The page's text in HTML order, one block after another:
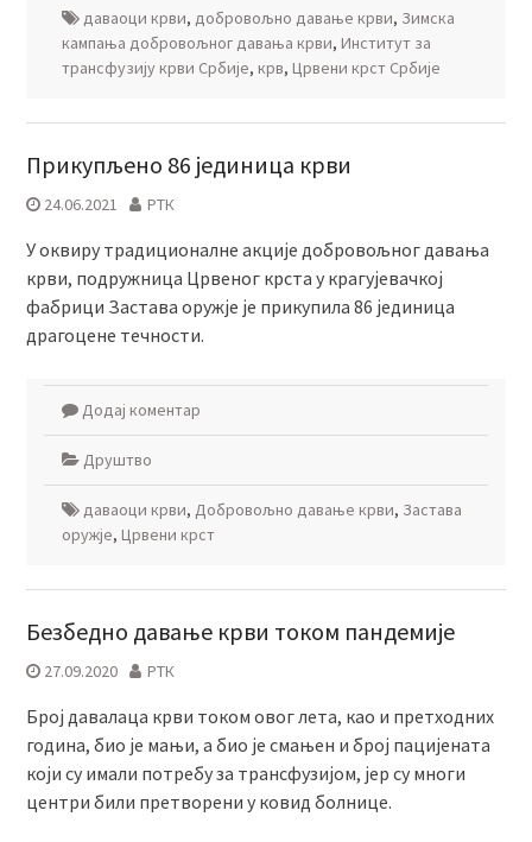
даваоци крви, добровољно давање крви, Зимска
кампања добровољног давања крви, Институт за
трансфузију крви Србије, крв, Црвени крст Србије
Прикупљено 86 јединица крви
24.06.2021 РТК
У оквиру традиционалне акције добровољног давања
крви, подружница Црвеног крста у крагујевачкој
фабрици Застава оружје је прикупила 86 јединица
драгоцене течности.
Додај коментар
Друштво
даваоци крви, Добровољно давање крви, Застава
оружје, Црвени крст
Безбедно давање крви током пандемије
27.09.2020 РТК
Број давалаца крви током овог лета, као и претходних
година, био је мањи, а био је смањен и број пацијената
који су имали потребу за трансфузијом, јер су многи
центри били претворени у ковид болнице.